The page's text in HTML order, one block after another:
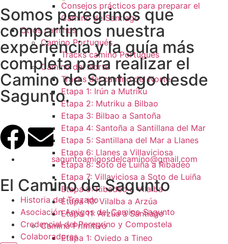
Consejos prácticos para preparar el
Camino de Santiago
Otros caminos
Camino Portugués
Tracks camino Portugués
Camino del Norte
Tracks del camino del Norte
Etapa 1: Irún a Mutriku
Etapa 2: Mutriku a Bilbao
Etapa 3: Bilbao a Santoña
Etapa 4: Santoña a Santillana del Mar
Etapa 5: Santillana del Mar a Llanes
Etapa 6: Llanes a Villaviciosa
Etapa 8: Soto de Luiña a Ribadeo
Etapa 7: Villaviciosa a Soto de Luiña
Etapa 9: Ribadeo a Vilalba
Etapa 10: Vilalba a Arzúa
Etapa 11: Arzúa a Santiago
Camino Primitivo
Etapa 1: Oviedo a Tineo
Somos peregrinos que
compartimos nuestra
experiencia y la guía más
completa para realizar el
Camino de Santiago desde
Sagunto.
saguntoamigosdelcamino@gmail.com
El Camino de Sagunto
Historia del Trazado
Asociación Amigos del Camino Sagunto
Credencial del Peregrino y Compostela
Colaboradores